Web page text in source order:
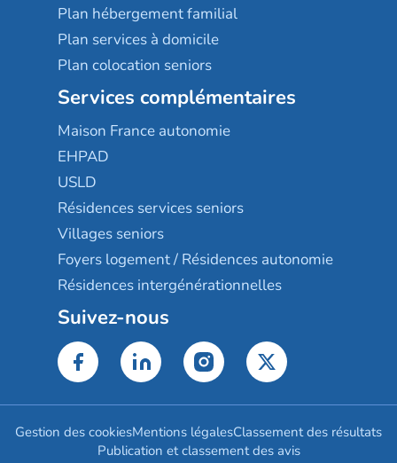
Plan hébergement familial
Plan services à domicile
Plan colocation seniors
Services complémentaires
Maison France autonomie
EHPAD
USLD
Résidences services seniors
Villages seniors
Foyers logement / Résidences autonomie
Résidences intergénérationnelles
Suivez-nous
Gestion des cookiesMentions légalesClassement des résultats
Publication et classement des avis